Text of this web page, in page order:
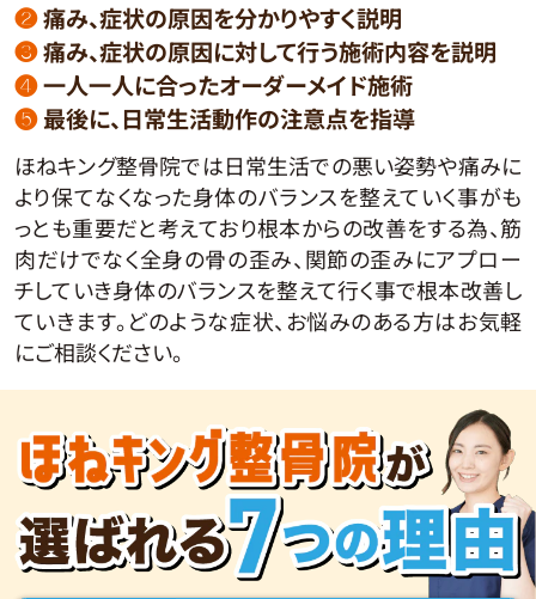
❷痛み、症状の原因を分かりやすく説明
❸痛み、症状の原因に対して行う施術内容を説明
❹一人一人に合ったオーダーメイド施術
❺最後に、日常生活動作の注意点を指導
ほねキング整骨院では日常生活での悪い姿勢や痛みに
より保てなくなった身体のバランスを整えていく事がも
っとも重要だと考えており根本からの改善をする為、筋
肉だけでなく全身の骨の歪み、関節の歪みにアプロー
チしていき身体のバランスを整えて行く事で根本改善し
ていきます。どのような症状、お悩みのある方はお気軽
にご相談ください。